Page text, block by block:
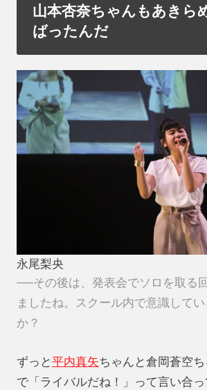
山本杏奈ちゃんもあきら
ばったんだ
永尾梨央
──その後は、発表会でソロを取る
ましたね。スクール内で意識して
か？
ずっと平内真矢ちゃんと倉岡蒼空
で「ライバルだね！」って言い合